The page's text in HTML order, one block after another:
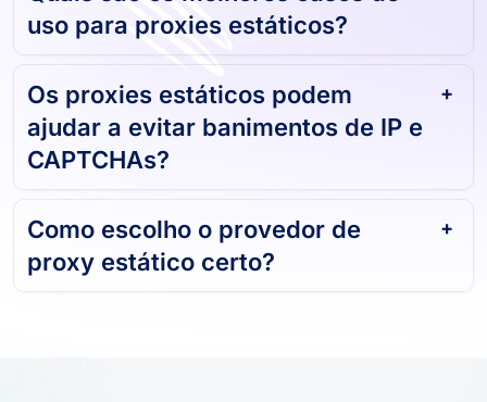
uso para proxies estáticos?
Os proxies estáticos podem
ajudar a evitar banimentos de IP e
CAPTCHAs?
Como escolho o provedor de
proxy estático certo?